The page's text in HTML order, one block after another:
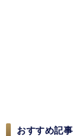
おすすめ記事